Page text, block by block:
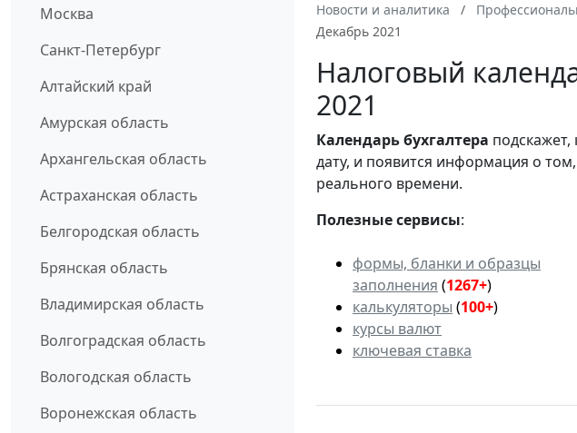
Москва
Санкт-Петербург
Алтайский край
Амурская область
Архангельская область
Астраханская область
Белгородская область
Брянская область
Владимирская область
Волгоградская область
Вологодская область
Воронежская область
Новости и аналитика
Декабрь 2021
Налоговый
2021
Календарьбухгалтера
дату, и появится информация о
реального времени.
Полезные сервисы:
формы, бланки и образцы
заполнения (1267+)
калькуляторы (100+)
курсы валют
ключевая ставка